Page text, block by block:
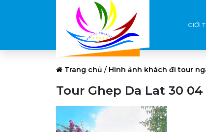
GIỚI
Trang chủ / Hình ảnh khách đi tour
Tour Ghep Da Lat 30 04